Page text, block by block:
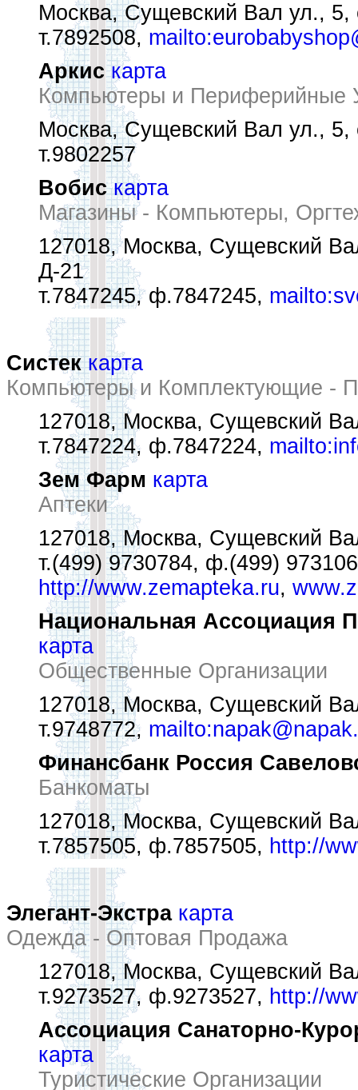
Москва, Сущевский Вал ул., 5,
т.7892508,
Аркис карта
Компьютеры и Периферийные
Москва, Сущевский Вал ул., 5,
т.9802257
Вобис карта
Магазины - Компьютеры,
127018, Москва, Сущевский
Д-21
т.7847245, ф.7847245,
Систек карта
Компьютеры и Комплектующие -
127018, Москва, Сущевский
т.7847224, ф.7847224,
Зем Фарм карта
Аптеки
127018, Москва, Сущевский
т.(499) 9730784, ф.(499)
http://www.zemapteka.ru,
Национальная Ассоциация
карта
Общественные Организации
127018, Москва, Сущевский
т.9748772,
Финансбанк Россия
Банкоматы
127018, Москва, Сущевский
т.7857505, ф.7857505, http://
Элегант-Экстра карта
Одежда - Оптовая Продажа
127018, Москва, Сущевский
т.9273527, ф.9273527, http://
Ассоциация Санаторно-
карта
Туристические Организации